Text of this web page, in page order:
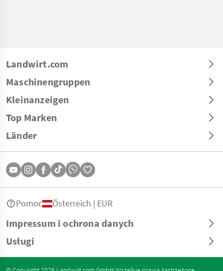
Landwirt.com
Maschinengruppen
Kleinanzeigen
Top Marken
Länder
Impressum i ochrona danych
Usługi
Pomoc Österreich | EUR